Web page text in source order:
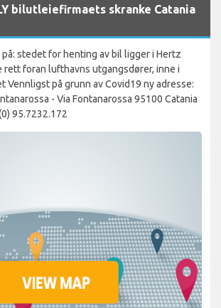
bilutleiefirmaets skranke Catania
stedet for henting av bil ligger i Hertz
rett foran lufthavns utgangsdører, inne i
Vennligst på grunn av Covid19 ny adresse:
- Via Fontanarossa 95100 Catania
95.7232.172